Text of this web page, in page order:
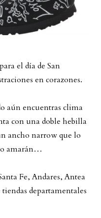
el día de San
en corazones.
aún encuentras clima
con una doble hebilla
ancho narrow que lo
amarán…
Fe, Andares, Antea
departamentales